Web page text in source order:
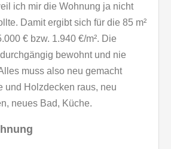
ich mir die Wohnung ja nicht
Damit ergibt sich für die 85 m²
€ bzw. 1.940 €/m². Die
bewohnt und nie
muss also neu gemacht
und Holzdecken raus, neu
neues Bad, Küche.